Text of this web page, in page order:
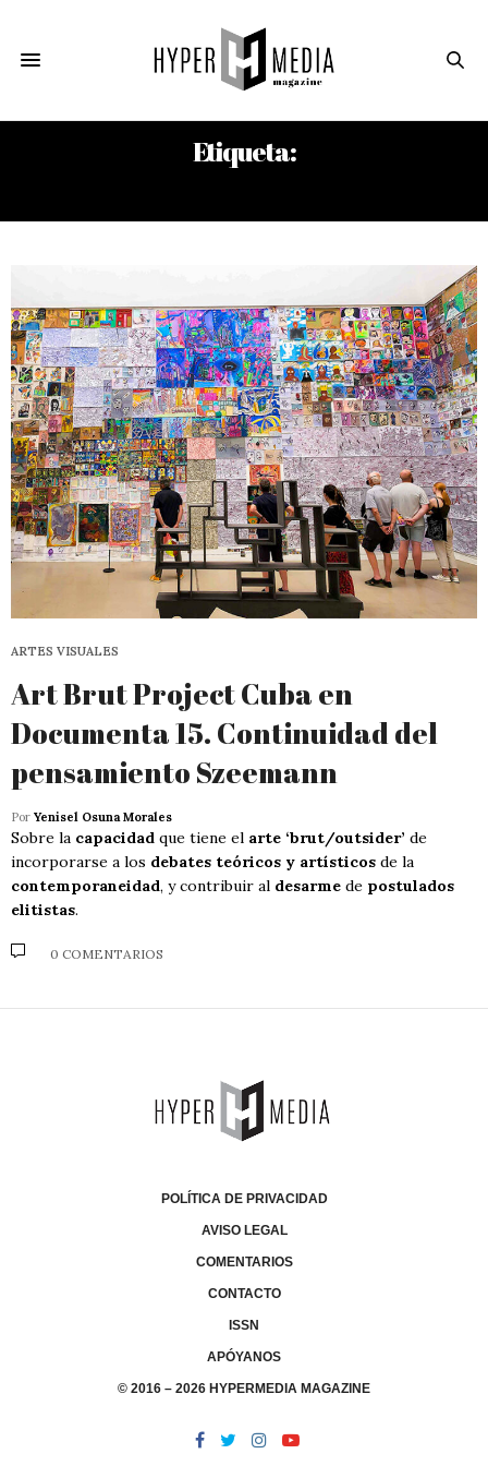
Etiqueta:
ARTES VISUALES
Art Brut Project Cuba en
Documenta 15. Continuidad del
pensamiento Szeemann
Por Yenisel Osuna Morales
Sobre la capacidad que tiene el arte ‘brut/outsider’ de
incorporarse a los debates teóricos y artísticos de la
contemporaneidad, y contribuir al desarme de postulados
elitistas.
0 COMENTARIOS
POLÍTICA DE PRIVACIDAD
AVISO LEGAL
COMENTARIOS
CONTACTO
ISSN
APÓYANOS
© 2016 – 2026 HYPERMEDIA MAGAZINE